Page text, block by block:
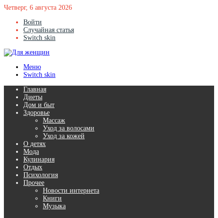
Четверг, 6 августа 2026
Войти
Случайная статья
Switch skin
Меню
Switch skin
Главная
Диеты
Дом и быт
Здоровье
Массаж
Уход за волосами
Уход за кожей
О детях
Мода
Кулинария
Отдых
Психология
Прочее
Новости интернета
Книги
Музыка